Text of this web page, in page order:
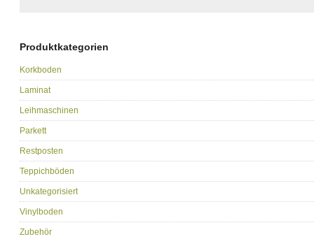
Produktkategorien
Korkboden
Laminat
Leihmaschinen
Parkett
Restposten
Teppichböden
Unkategorisiert
Vinylboden
Zubehör